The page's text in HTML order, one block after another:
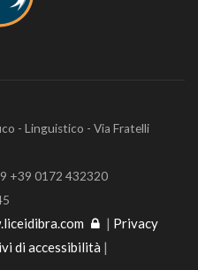
- Linguistico - Via Fratelli
+39 0172 432320
| Privacy
di accessibilità |